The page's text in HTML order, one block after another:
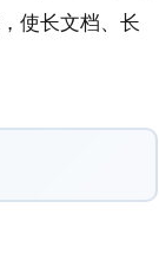
使长文档、长